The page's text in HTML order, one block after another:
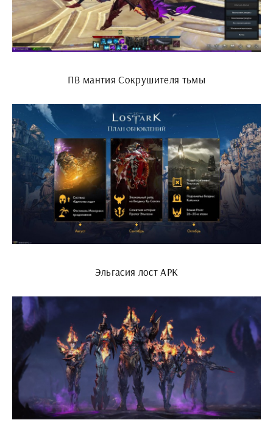
ПВ мантия Сокрушителя тьмы
Эльгасия лост АРК